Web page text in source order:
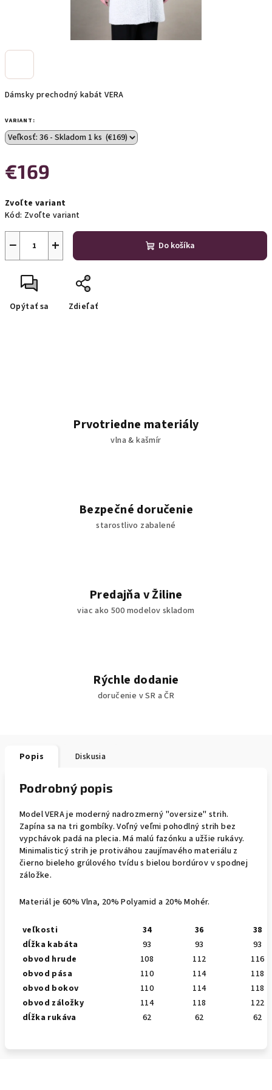
Dámsky prechodný kabát VERA
VARIANT:
€169
cena:
Zvoľte variant
Kód: Zvoľte variant
+
− Do košíka
Opýtať sa Zdieľať
Prvotriedne materiály
vlna & kašmír
Bezpečné doručenie
starostlivo zabalené
Predajňa v Žiline
viac ako 500 modelov skladom
Rýchle dodanie
doručenie v SR a ČR
Popis Diskusia
Podrobný popis
Model VERA je moderný nadrozmerný "oversize" strih.
Zapína sa na tri gombíky. Voľný veľmi pohodlný strih bez
vypchávok padá na plecia. Má malú fazónku a užšie rukávy.
Minimalisticý strih je protiváhou zaujímavého materiálu z
čierno bieleho grúlového tvídu s bielou bordúrov v spodnej
záložke.
Materiál je 60% Vlna, 20% Polyamid a 20% Mohér.
veľkosti 34 36
38
dĺžka kabáta
93 93
93
obvod hrude
108 112
116
obvod pása
110 114
118
obvod bokov
110 114
118
obvod záložky
114 118
122
dĺžka rukáva
62 62 62